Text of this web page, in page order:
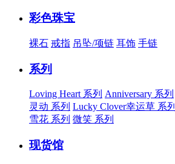
彩色珠宝
裸石 戒指 吊坠/项链 耳饰 手链
系列
Loving Heart 系列 Anniversary 系列
灵动 系列 Lucky Clover幸运草 系列
雪花 系列 微笑 系列
现货馆